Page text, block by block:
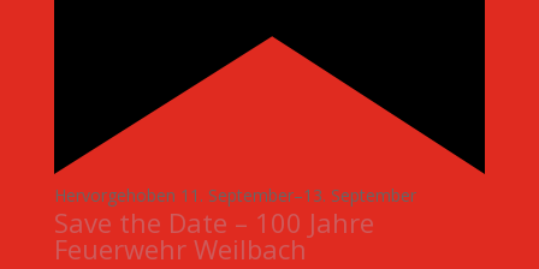
Hervorgehoben 11. September–13. September
Save the Date – 100 Jahre
Feuerwehr Weilbach